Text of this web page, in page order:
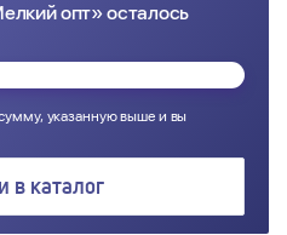
опт» осталось
указанную выше и вы
в каталог